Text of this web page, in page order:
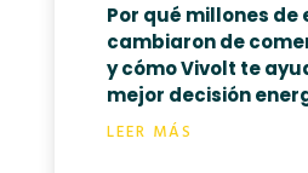
Por qué millones de
cambiaron de
y cómo Vivolt te
mejor decisión
LEER MÁS